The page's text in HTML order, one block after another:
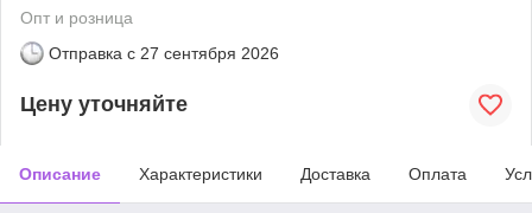
Опт и розница
Отправка с 27 сентября 2026
Цену уточняйте
Описание Характеристики Доставка Оплата